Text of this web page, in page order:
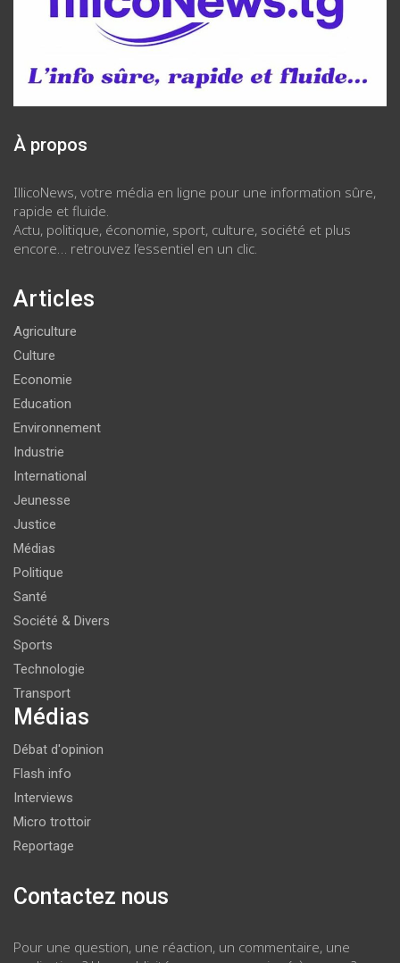
À propos
IllicoNews, votre média en ligne pour une information sûre,
rapide et fluide.
Actu, politique, économie, sport, culture, société et plus
encore… retrouvez l’essentiel en un clic.
Articles
Agriculture
Culture
Economie
Education
Environnement
Industrie
International
Jeunesse
Justice
Médias
Politique
Santé
Société & Divers
Sports
Technologie
Transport
Médias
Débat d'opinion
Flash info
Interviews
Micro trottoir
Reportage
Contactez nous
Pour une question, une réaction, un commentaire, une